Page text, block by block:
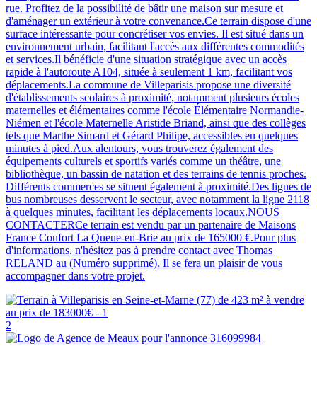
rue. Profitez de la possibilité de bâtir une maison sur mesure et
d'aménager un extérieur à votre convenance.Ce terrain dispose d'une
surface intéressante pour concrétiser vos envies. Il est situé dans un
environnement urbain, facilitant l'accès aux différentes commodités
et services.Il bénéficie d'une situation stratégique avec un accès
rapide à l'autoroute A104, située à seulement 1 km, facilitant vos
déplacements.La commune de Villeparisis propose une diversité
d'établissements scolaires à proximité, notamment plusieurs écoles
maternelles et élémentaires comme l'école Élémentaire Normandie-
Niémen et l'école Maternelle Aristide Briand, ainsi que des collèges
tels que Marthe Simard et Gérard Philipe, accessibles en quelques
minutes à pied.Aux alentours, vous trouverez également des
équipements culturels et sportifs variés comme un théâtre, une
bibliothèque, un bassin de natation et des terrains de tennis proches.
Différents commerces se situent également à proximité.Des lignes de
bus nombreuses desservent le secteur, avec notamment la ligne 2118
à quelques minutes, facilitant les déplacements locaux.NOUS
CONTACTERCe terrain est vendu par un partenaire de Maisons
France Confort La Queue-en-Brie au prix de 165000 €.Pour plus
d'informations, n'hésitez pas à prendre contact avec Thomas
RELAND au (Numéro supprimé). Il se fera un plaisir de vous
accompagner dans votre projet.
2